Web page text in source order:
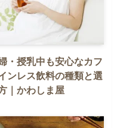
・授乳中も安心なカフ
ンレス飲料の種類と選
｜かわしま屋